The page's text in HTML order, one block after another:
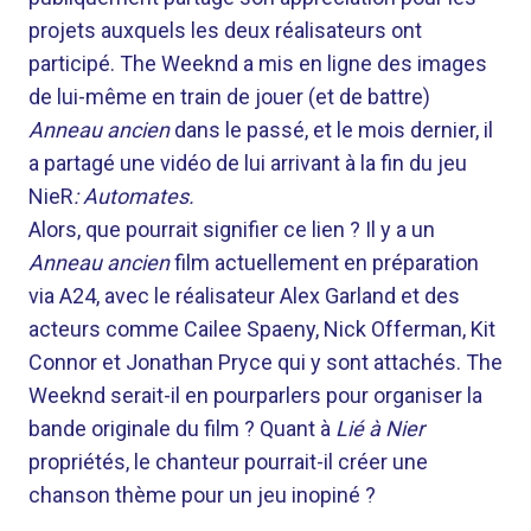
projets auxquels les deux réalisateurs ont
participé. The Weeknd a mis en ligne des images
de lui-même en train de jouer (et de battre)
Anneau anciendans le passé, et le mois dernier, il
a partagé une vidéo de lui arrivant à la fin du jeu
NieR: Automates.
Alors, que pourrait signifier ce lien ? Il y a un
Anneau ancienfilm actuellement en préparation
via A24, avec le réalisateur Alex Garland et des
acteurs comme Cailee Spaeny, Nick Offerman, Kit
Connor et Jonathan Pryce qui y sont attachés. The
Weeknd serait-il en pourparlers pour organiser la
bande originale du film ? Quant à Lié à Nier
propriétés, le chanteur pourrait-il créer une
chanson thème pour un jeu inopiné ?